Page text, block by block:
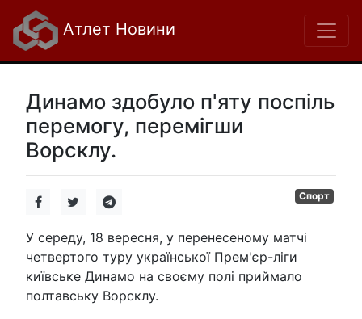
Атлет Новини
Динамо здобуло п'яту поспіль
перемогу, перемігши
Ворсклу.
Спорт
У середу, 18 вересня, у перенесеному матчі
четвертого туру української Прем'єр-ліги
київське Динамо на своєму полі приймало
полтавську Ворсклу.